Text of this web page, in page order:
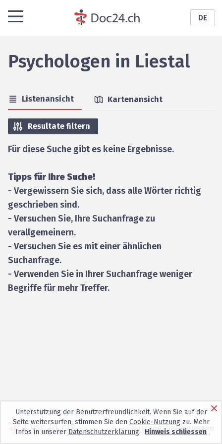
DE
Psychologen in Liestal
Listenansicht Kartenansicht
Resultate filtern
Für diese Suche gibt es keine Ergebnisse.
Tipps für Ihre Suche!
- Vergewissern Sie sich, dass alle Wörter richtig
geschrieben sind.
- Versuchen Sie, Ihre Suchanfrage zu
verallgemeinern.
- Versuchen Sie es mit einer ähnlichen
Suchanfrage.
- Verwenden Sie in Ihrer Suchanfrage weniger
Begriffe für mehr Treffer.
Nutzungsbedingungen
Unterstützung der Benutzerfreundlichkeit. Wenn Sie auf der
Seite weitersurfen, stimmen Sie den Cookie-Nutzungzu. Mehr
Infos in unserer Datenschutzerklärung. Hinweis schliessen